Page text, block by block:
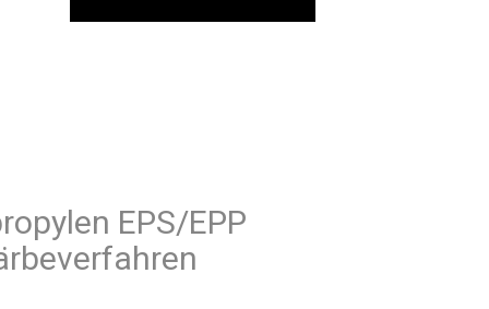
Polypropylen EPS/EPP
Färbeverfahren